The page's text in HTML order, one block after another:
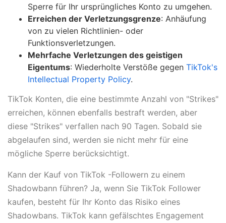
Sperre für Ihr ursprüngliches Konto zu umgehen.
Erreichen der Verletzungsgrenze: Anhäufung
von zu vielen Richtlinien- oder
Funktionsverletzungen.
Mehrfache Verletzungen des geistigen
Eigentums: Wiederholte Verstöße gegen TikTok's
Intellectual Property Policy.
TikTok Konten, die eine bestimmte Anzahl von "Strikes"
erreichen, können ebenfalls bestraft werden, aber
diese "Strikes" verfallen nach 90 Tagen. Sobald sie
abgelaufen sind, werden sie nicht mehr für eine
mögliche Sperre berücksichtigt.
Kann der Kauf von TikTok -Followern zu einem
Shadowbann führen? Ja, wenn Sie TikTok Follower
kaufen, besteht für Ihr Konto das Risiko eines
Shadowbans. TikTok kann gefälschtes Engagement